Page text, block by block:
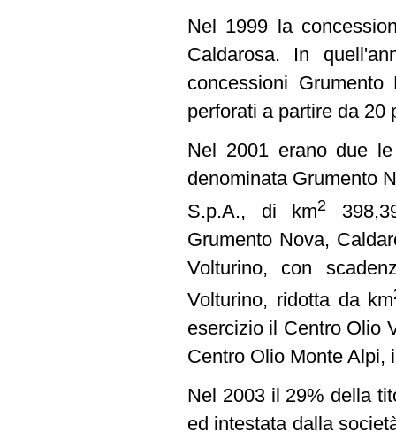
Nel 1999 la
Caldarosa. In
concessioni
perforati a partire da 20
Nel 2001 erano due
denominata Grumento
S.p.A., di km2
Grumento Nova,
Volturino, con
Volturino, ridotta da km
esercizio il Centro Olio
Centro Olio Monte Alpi,
Nel 2003 il 29% della
ed intestata dalla